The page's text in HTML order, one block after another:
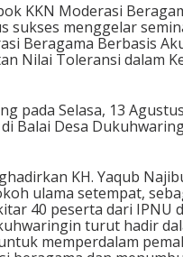
KKN Moderasi
sukses menggelar
Beragama Berbasis
Nilai Toleransi dalam
pada Selasa, 13
Balai Desa
KH. Yaqub
ulama setempat,
40 peserta dari IPNU
turut hadir
memperdalam